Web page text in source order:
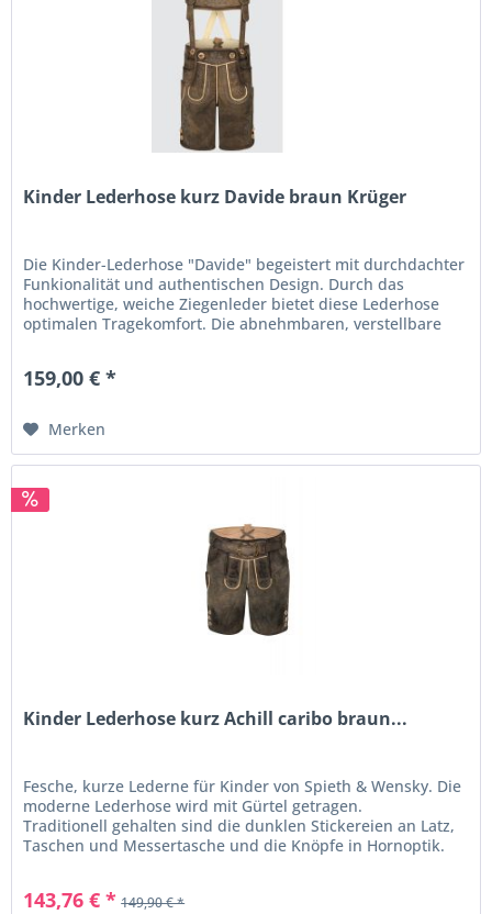
von der kurzenShorts
über
bis zulangen
eine umfangreiche Auswahl.
Wählen Sie aus unserem gut bestückten
Sortiment das passende aus!
Kinder Lederhose kurz Davide braun Krüger
Die Kinder-Lederhose "Davide" begeistert mit durchdachter
Funkionalität und authentischen Design. Durch das
hochwertige, weiche Ziegenleder bietet diese Lederhose
optimalen Tragekomfort. Die abnehmbaren, verstellbare
159,00 € *
Merken
Kinder Lederhose kurz Achill caribo braun...
Fesche, kurze Lederne für Kinder von Spieth & Wensky. Die
moderne Lederhose wird mit Gürtel getragen.
Traditionell gehalten sind die dunklen Stickereien an Latz,
Taschen und Messertasche und die Knöpfe in Hornoptik.
143,76 € * 149,90 € *